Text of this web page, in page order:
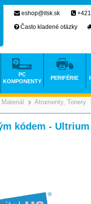
>
Atramenty, Tonery
kódem - Ultrium
eshop@itsk.sk
Často kladené otázky
PC
KOMPONENTY
PERIFÉRIE